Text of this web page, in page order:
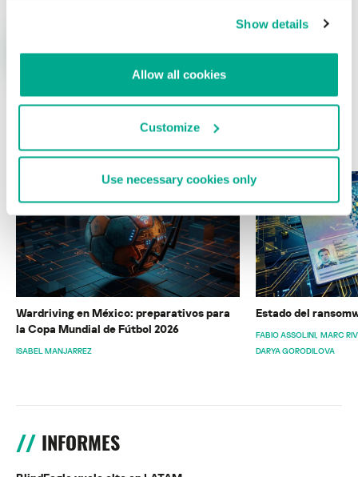
Show details
Allow all cookies
Customize
Use necessary cookies only
ÚLTIMAS PUBLICACIONES
Wardriving en México: preparativos para
la Copa Mundial de Fútbol 2026
ISABEL MANJARREZ
Estado del
FABIO ASSOLINI MARC
DARYA GORODILOVA
INFORMES